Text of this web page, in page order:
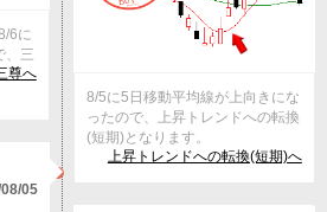
6に
、三
尊へ
8/5に5日移動平均線が上向きにな
ったので、上昇トレンドへの転換
(短期)となります。
上昇トレンドへの転換(短期)へ
05